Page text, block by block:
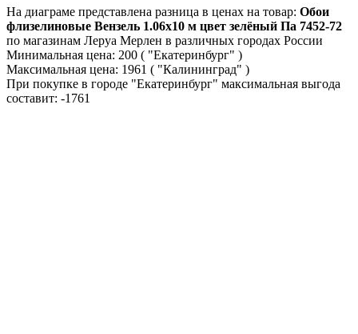
На диаграме представлена разница в ценах на товар: Обои
флизелиновые Вензель 1.06х10 м цвет зелёный Па 7452-72
по магазинам Леруа Мерлен в различных городах России
Минимальная цена: 200 ( "Екатеринбург" )
Максимальная цена: 1961 ( "Калининград" )
При покупке в городе "Екатеринбург" максимальная выгода
составит: -1761